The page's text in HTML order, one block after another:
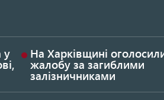
у На Харківщині
жалобу за загиблими
залізничниками